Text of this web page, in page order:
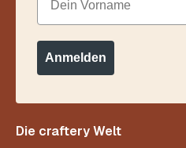
Die craftery Welt
Anmelden